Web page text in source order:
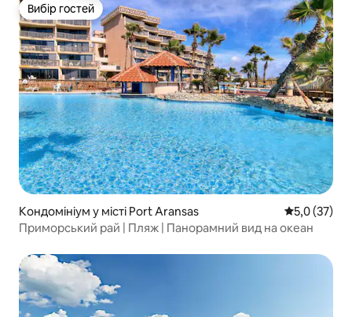
Вибір гостей
Вибір гостей
Кондомініум у місті Port Aransas Середня
5,0 (37)
Приморський рай | Пляж | Панорамний вид на океан